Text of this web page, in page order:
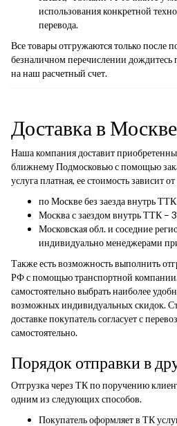
использования конкретной
перевода.
Все товары отгружаются только после
безналичном перечислении дождитесь
на наш расчетный счет.
Доставка в
Наша компания доставит
ближнему Подмосковью с помощью
услуга платная, ее стоимость зависит
по Москве без заезда внутрь
Москва с заездом внутрь ТТК –
Московская обл. и соседние
индивидуально менеджерами
Также есть возможность выполнить
РФ с помощью транспортной
самостоятельно выбрать наиболее
возможных индивидуальных скидок.
доставке покупатель согласует с
самостоятельно.
Порядок отправки в
Отгрузка через ТК по поручению
одним из следующих способов.
Покупатель оформляет в ТК